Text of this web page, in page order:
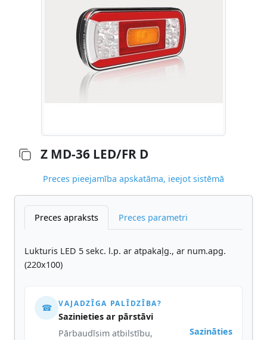
Z MD-36 LED/FR D
Preces pieejamība apskatāma, ieejot sistēmā
Preces apraksts Preces parametri
Lukturis LED 5 sekc. l.p. ar atpakaļg., ar num.apg.
(220x100)
☎ VAJADZĪGA PALĪDZĪBA?
Sazinieties ar pārstāvi
Pārbaudīsim atbilstību,
Sazināties